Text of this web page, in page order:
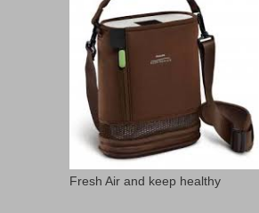
Fresh Air and keep healthy